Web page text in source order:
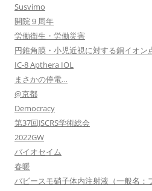
Susvimo
開院９周年
労働衛生・労働災害
円錐角膜・小児近視に対する銅イオン
IC-8 Apthera IOL
まさかの停電…
@京都
Democracy
第37回JSCRS学術総会
2022GW
バイオセイム
春暖
バビースモ硝子体内注射液（一般名：